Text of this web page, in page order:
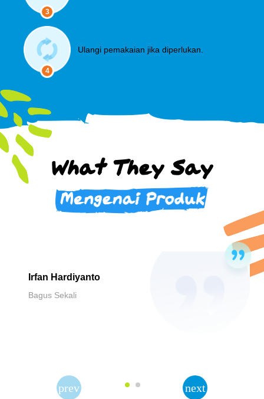
3
4
Ulangi pemakaian jika diperlukan.
What They Say
Irfan Hardiyanto
Bagus Sekali